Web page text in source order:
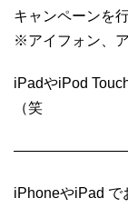
キャンペーンを
※アイフォン、
iPadやiPod
（笑
iPhoneやiPad で